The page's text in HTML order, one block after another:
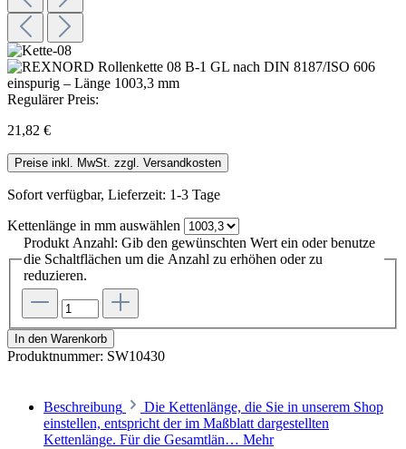
Regulärer Preis:
21,82 €
Preise inkl. MwSt. zzgl. Versandkosten
Sofort verfügbar, Lieferzeit: 1-3 Tage
Kettenlänge in mm auswählen
Produkt Anzahl: Gib den gewünschten Wert ein oder benutze
die Schaltflächen um die Anzahl zu erhöhen oder zu
reduzieren.
In den Warenkorb
Produktnummer: SW10430
Beschreibung
Die Kettenlänge, die Sie in unserem Shop
einstellen, entspricht der im Maßblatt dargestellten
Kettenlänge. Für die Gesamtlän… Mehr